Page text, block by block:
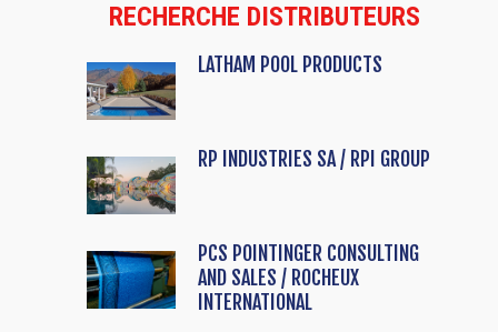
RECHERCHE DISTRIBUTEURS
LATHAM POOL PRODUCTS
RP INDUSTRIES SA / RPI GROUP
PCS POINTINGER CONSULTING
AND SALES / ROCHEUX
INTERNATIONAL